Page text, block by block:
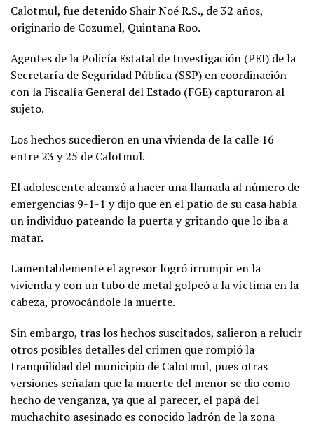
Calotmul, fue detenido Shair Noé R.S., de 32 años,
originario de Cozumel, Quintana Roo.
Agentes de la Policía Estatal de Investigación (PEI) de la
Secretaría de Seguridad Pública (SSP) en coordinación
con la Fiscalía General del Estado (FGE) capturaron al
sujeto.
Los hechos sucedieron en una vivienda de la calle 16
entre 23 y 25 de Calotmul.
El adolescente alcanzó a hacer una llamada al número de
emergencias 9-1-1 y dijo que en el patio de su casa había
un individuo pateando la puerta y gritando que lo iba a
matar.
Lamentablemente el agresor logró irrumpir en la
vivienda y con un tubo de metal golpeó a la víctima en la
cabeza, provocándole la muerte.
Sin embargo, tras los hechos suscitados, salieron a relucir
otros posibles detalles del crimen que rompió la
tranquilidad del municipio de Calotmul, pues otras
versiones señalan que la muerte del menor se dio como
hecho de venganza, ya que al parecer, el papá del
muchachito asesinado es conocido ladrón de la zona